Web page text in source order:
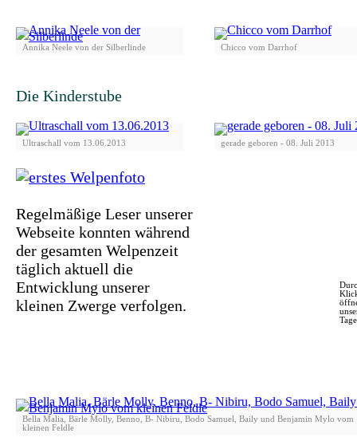
Annika Neele von der Silberlinde Chicco vom Darrhof
Die Kinderstube
Ultraschall vom 13.06.2013 gerade geboren - 08. Juli 2013
Regelmäßige Leser unserer
Webseite konnten während
der gesamten Welpenzeit
täglich aktuell die
Entwicklung unserer
kleinen Zwerge verfolgen.
Bella Malia, Bärle Molly, Benno, B- Nibiru, Bodo Samuel, Baily und Benjamin Mylo vom
kleinen Feldle